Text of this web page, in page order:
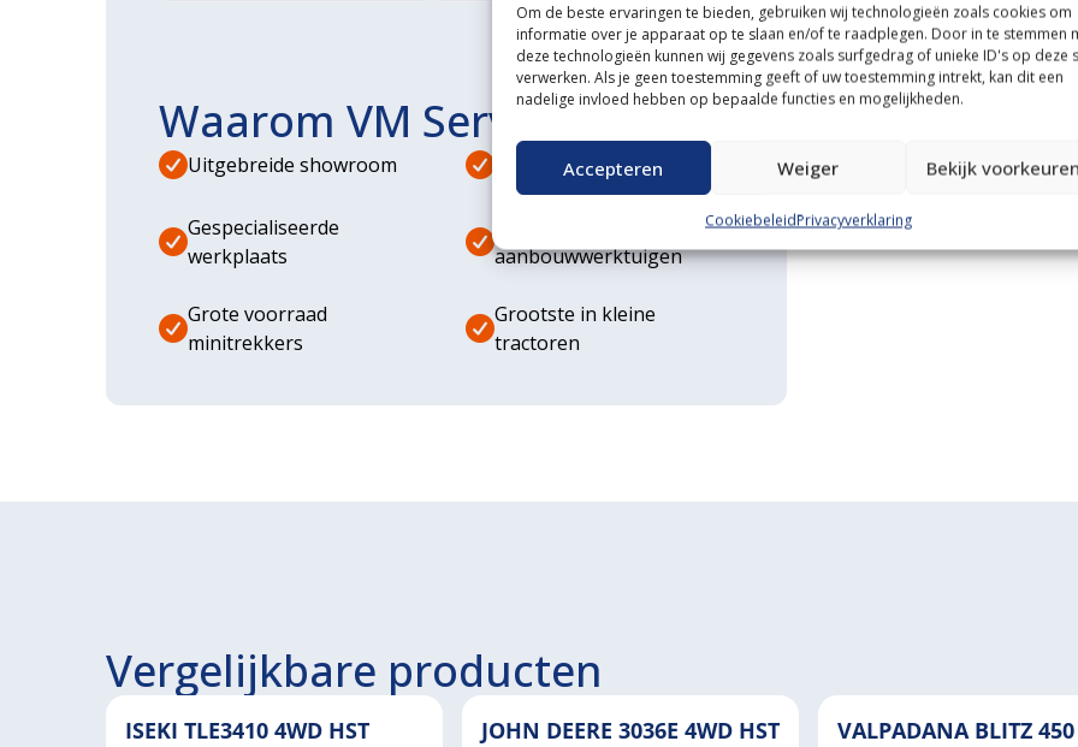
Om de beste ervaringen te bieden, gebruiken wij technologieën zoals cookies om
informatie over je apparaat op te slaan en/of te raadplegen. Door in te stemmen
deze technologieën kunnen wij gegevens zoals surfgedrag of unieke ID's op deze
verwerken. Als je geen toestemming geeft of uw toestemming intrekt, kan dit een
nadelige invloed hebben op bepaalde functies en mogelijkheden.
Accepteren Weiger Bekijk
CookiebeleidPrivacyverklaring
Waarom VM Service
Uitgebreide showroom Eigen transportservice
Gespecialiseerde
werkplaats
aanbouwwerktuigen
Grote voorraad
minitrekkers
Grootste in kleine
tractoren
Vergelijkbare producten
ISEKI TLE3410 4WD HST JOHN DEERE 3036E 4WD HST VALPADANA BLITZ